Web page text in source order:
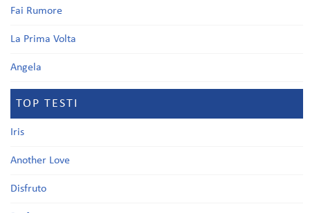
Fai Rumore
La Prima Volta
Angela
TOP TESTI
Iris
Another Love
Disfruto